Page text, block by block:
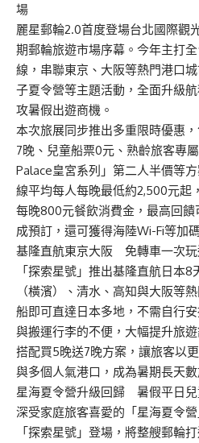
場
麗星郵輪2.0首度登場台北國際觀
期郵輪旅遊市場序幕。今年主打
線，串聯東京、大阪等熱門港口
子夏令營等主題活動，全面升級
攻暑假出遊商機。
本次旅展同步推出多重限時優惠
7晚、兒童船票0元、熟齡旅客專
Palace皇宮系列」第二人半價等
線平均每人每晚最低約2,500元起
每晚800元餐飲消費金，最高回饋
成預訂，還可獲得海陸Wi-Fi等加
基隆直航東京大阪 免轉車一次玩
「探索星號」推出基隆直航日本
（橫濱）、清水、高知與大阪等
船即可直達日本多地，不需自行
與搬運行李的不便，大幅提升旅遊
搭配買5晚送7晚方案，讓旅客以
與多個人氣港口，成為暑期長天數
星海夏令營升級回歸 暑假平日
深受家庭旅客喜愛的「星海夏令
「探索星號」登場，將整艘郵輪